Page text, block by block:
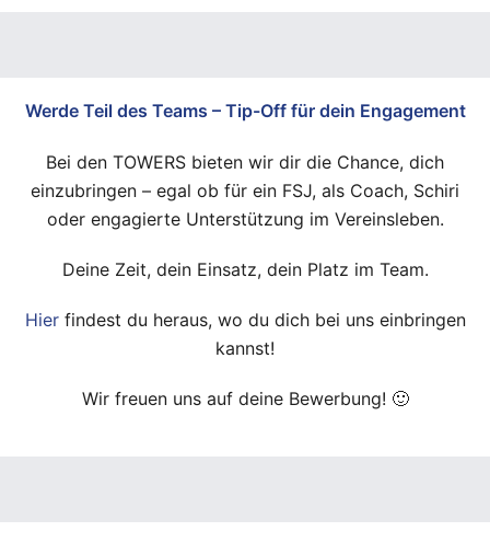
Werde Teil des Teams – Tip-Off für dein Engagement
Bei den TOWERS bieten wir dir die Chance, dich
einzubringen – egal ob für ein FSJ, als Coach, Schiri
oder engagierte Unterstützung im Vereinsleben.
Deine Zeit, dein Einsatz, dein Platz im Team.
Hierfindest du heraus, wo du dich bei uns einbringen
kannst!
Wir freuen uns auf deine Bewerbung! 🙂